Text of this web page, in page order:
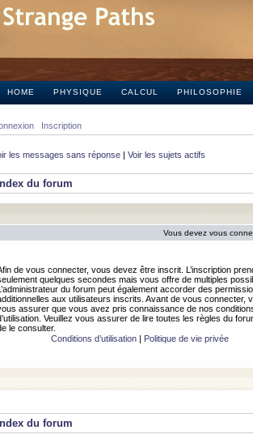
HOME PHYSIQUE CALCUL PHILOSOPHIE
Inscription
les messages sans réponse | Voir les sujets actifs
Index du forum
Vous devez vous
de vous connecter, vous devez être inscrit. L’inscription
quelques secondes mais vous offre de multiples
du forum peut également accorder des
aux utilisateurs inscrits. Avant de vous connecter,
assurer que vous avez pris connaissance de nos
Veuillez vous assurer de lire toutes les règles du
le consulter.
Conditions d’utilisation| Politique de vie privée
Index du forum